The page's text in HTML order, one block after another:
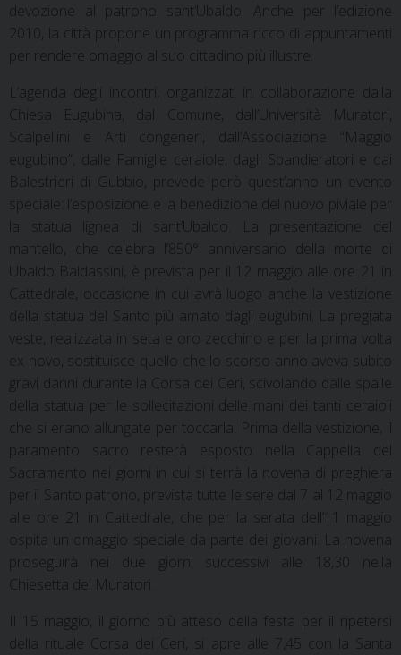
devozione al patrono sant’Ubaldo. Anche per l’edizione
2010, la città propone un programma ricco di appuntamenti
per rendere omaggio al suo cittadino più illustre.
L’agenda degli incontri, organizzati in collaborazione dalla
Chiesa Eugubina, dal Comune, dall’Università Muratori,
Scalpellini e Arti congeneri, dall’Associazione “Maggio
eugubino”, dalle Famiglie ceraiole, dagli Sbandieratori e dai
Balestrieri di Gubbio, prevede però quest’anno un evento
speciale: l’esposizione e la benedizione del nuovo piviale per
la statua lignea di sant’Ubaldo. La presentazione del
mantello, che celebra l’850° anniversario della morte di
Ubaldo Baldassini, è prevista per il 12 maggio alle ore 21 in
Cattedrale, occasione in cui avrà luogo anche la vestizione
della statua del Santo più amato dagli eugubini. La pregiata
veste, realizzata in seta e oro zecchino e per la prima volta
ex novo, sostituisce quello che lo scorso anno aveva subito
gravi danni durante la Corsa dei Ceri, scivolando dalle spalle
della statua per le sollecitazioni delle mani dei tanti ceraioli
che si erano allungate per toccarla. Prima della vestizione, il
paramento sacro resterà esposto nella Cappella del
Sacramento nei giorni in cui si terrà la novena di preghiera
per il Santo patrono, prevista tutte le sere dal 7 al 12 maggio
alle ore 21 in Cattedrale, che per la serata dell’11 maggio
ospita un omaggio speciale da parte dei giovani. La novena
proseguirà nei due giorni successivi alle 18,30 nella
Chiesetta dei Muratori.
Il 15 maggio, il giorno più atteso della festa per il ripetersi
della rituale Corsa dei Ceri, si apre alle 7,45 con la Santa